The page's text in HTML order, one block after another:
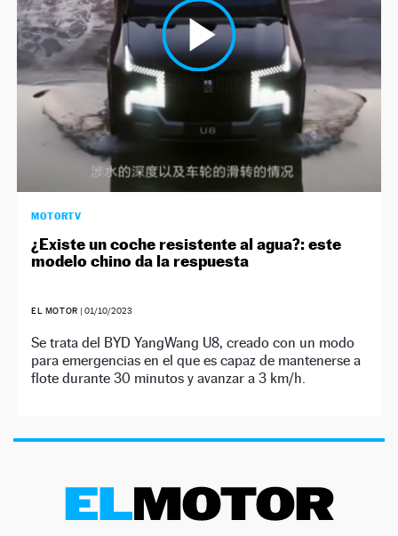
MOTORTV
¿Existe un coche resistente al agua?: este
modelo chino da la respuesta
EL MOTOR | 01/10/2023
Se trata del BYD YangWang U8, creado con un modo
para emergencias en el que es capaz de mantenerse a
flote durante 30 minutos y avanzar a 3 km/h.